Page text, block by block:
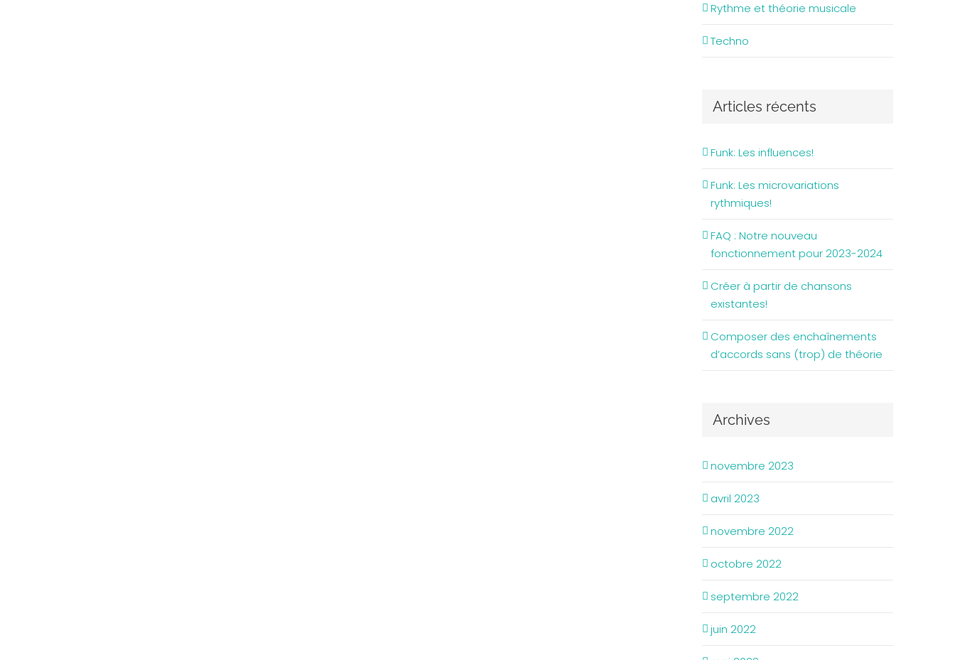
Rythme et théorie musicale
Techno
Articles récents
Funk: Les influences!
Funk: Les microvariations
rythmiques!
FAQ : Notre nouveau
fonctionnement pour 2023-2024
Créer à partir de chansons
existantes!
Composer des enchaînements
d’accords sans (trop) de théorie
Archives
novembre 2023
avril 2023
novembre 2022
octobre 2022
septembre 2022
juin 2022